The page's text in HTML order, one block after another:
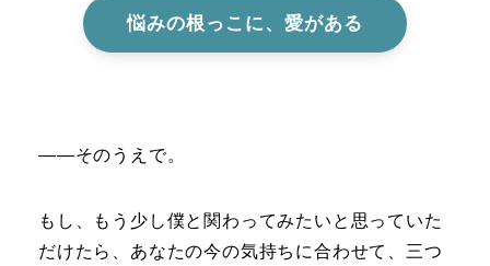
悩みの根っこに、愛がある
――そのうえで。
もし、もう少し僕と関わってみたいと思っていた
だけたら、あなたの今の気持ちに合わせて、三つ